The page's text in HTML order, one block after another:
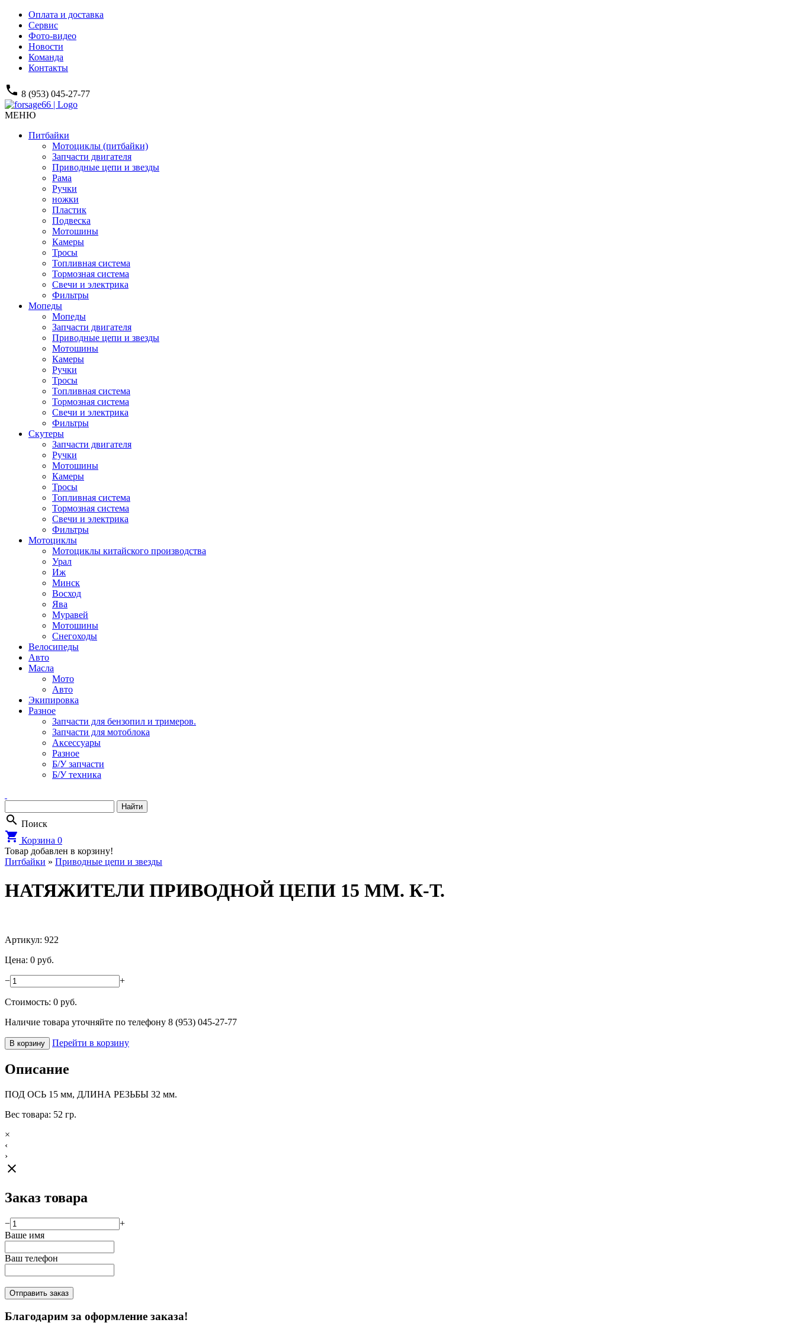
Оплата и доставка
Сервис
Фото-видео
Новости
Команда
Контакты
phone 8 (953) 045-27-77
МЕНЮ
Питбайки
Мотоциклы (питбайки)
Запчасти двигателя
Приводные цепи и звезды
Рама
Ручки
ножки
Пластик
Подвеска
Мотошины
Камеры
Тросы
Топливная система
Тормозная система
Свечи и электрика
Фильтры
Мопеды
Мопеды
Запчасти двигателя
Приводные цепи и звезды
Мотошины
Камеры
Ручки
Тросы
Топливная система
Тормозная система
Свечи и электрика
Фильтры
Cкутеры
Запчасти двигателя
Ручки
Мотошины
Камеры
Тросы
Топливная система
Тормозная система
Свечи и электрика
Фильтры
Мотоциклы
Мотоциклы китайского производства
Урал
Иж
Минск
Восход
Ява
Муравей
Мотошины
Снегоходы
Велосипеды
Авто
Масла
Мото
Авто
Экипировка
Разное
Запчасти для бензопил и тримеров.
Запчасти для мотоблока
Аксессуары
Разное
Б/У запчасти
Б/У техника
search Поиск
shopping_cart Корзина 0
Товар добавлен в корзину!
Питбайки » Приводные цепи и звезды
НАТЯЖИТЕЛИ ПРИВОДНОЙ ЦЕПИ 15 ММ. К-Т.
Артикул: 922
Цена: 0 руб.
− +
Стоимость: 0 руб.
Наличие товара уточняйте по телефону 8 (953) 045-27-77
В корзину Перейти в корзину
Описание
ПОД ОСЬ 15 мм, ДЛИНА РЕЗЬБЫ 32 мм.
Вес товара: 52 гр.
×
‹
›
close
Заказ товара
−
+
Ваше имя
Ваш телефон
Отправить заказ
Благодарим за оформление заказа!